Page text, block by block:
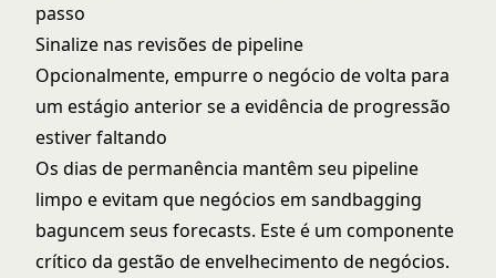
passo
Sinalize nas revisões de pipeline
Opcionalmente, empurre o negócio de volta para
um estágio anterior se a evidência de progressão
estiver faltando
Os dias de permanência mantêm seu pipeline
limpo e evitam que negócios em sandbagging
baguncem seus forecasts. Este é um componente
crítico da gestão de envelhecimento de negócios.